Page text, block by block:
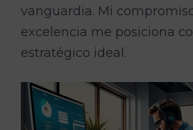
vanguardia. Mi
excelencia me posiciona
estratégico ideal.